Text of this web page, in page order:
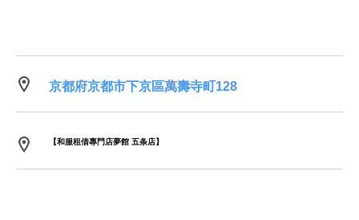
京都府京都市下京區萬壽寺町128
【和服租借專門店夢館 五条店】